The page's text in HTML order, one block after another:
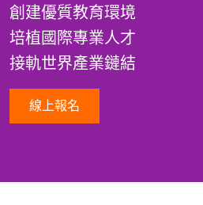
創建優質教育環境
培植國際專業人才
接軌世界產業鏈結
線上報名